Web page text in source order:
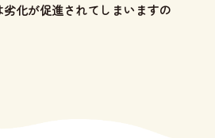
化が促進されてしまいますの